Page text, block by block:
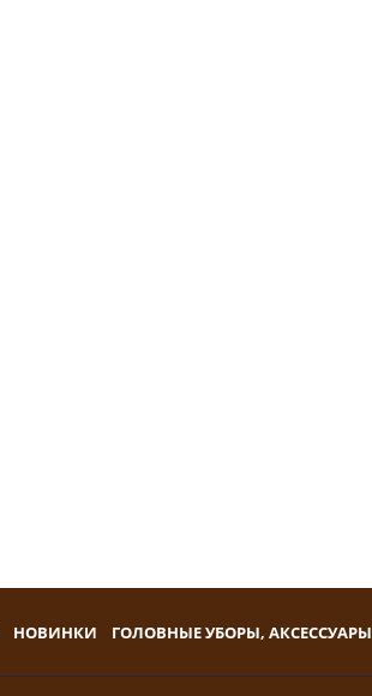
НОВИНКИ ГОЛОВНЫЕ УБОРЫ, АКСЕССУАРЫ